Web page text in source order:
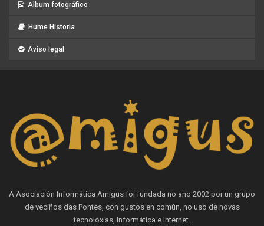
Album fotográfico
Hume Historia
Aviso legal
A Asociación Informática Amigus foi fundada no ano 2002 por un grupo
de veciños das Pontes, con gustos en común, no uso de novas
tecnoloxías, Informática e Internet.